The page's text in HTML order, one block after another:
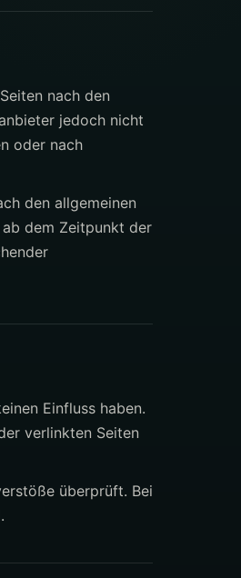
nach den
jedoch nicht
oder nach
den allgemeinen
dem Zeitpunkt der
Einfluss haben.
verlinkten Seiten
überprüft. Bei